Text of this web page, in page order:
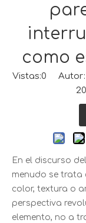
como
Vistas:0
En el discurso
menudo se trata
color, textura o
perspectiva
elemento, no a